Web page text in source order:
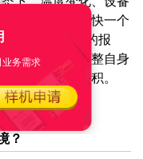
不一致（一个快一个
复用延迟测量的报
从设备主动调整自身
免偏差长期累积。
？
务需求